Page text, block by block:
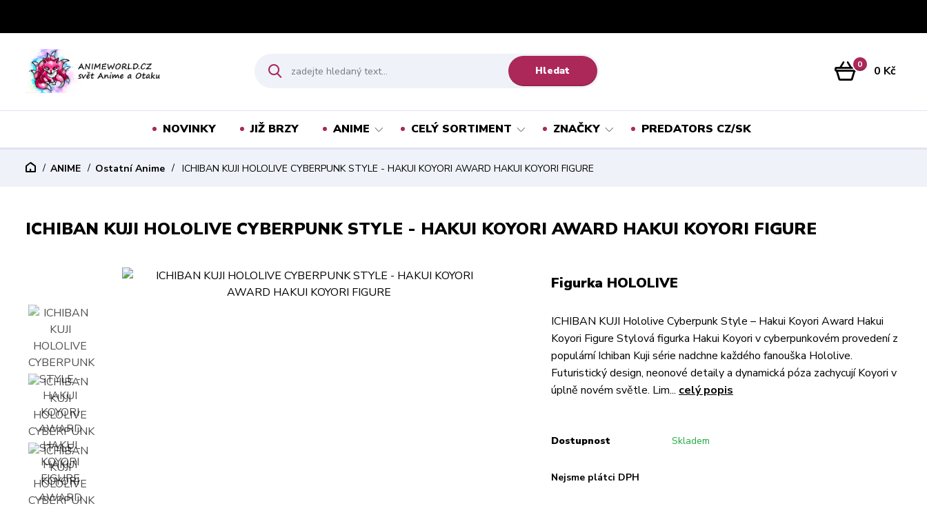
Hledat 0 0 Kč
NOVINKY JIŽ BRZY ANIME CELÝ SORTIMENT ZNAČKY PREDATORS CZ/SK
ANIME Ostatní Anime ICHIBAN KUJI HOLOLIVE CYBERPUNK STYLE - HAKUI KOYORI AWARD HAKUI KOYORI FIGURE
ICHIBAN KUJI HOLOLIVE CYBERPUNK STYLE - HAKUI KOYORI AWARD HAKUI KOYORI FIGURE
Figurka HOLOLIVE
ICHIBAN KUJI Hololive Cyberpunk Style – Hakui Koyori Award Hakui
Koyori Figure Stylová figurka Hakui Koyori v cyberpunkovém provedení z
populární Ichiban Kuji série nadchne každého fanouška Hololive.
Futuristický design, neonové detaily a dynamická póza zachycují Koyori v
úplně novém světle. Lim... celý popis
Dostupnost Skladem
Nejsme plátci DPH